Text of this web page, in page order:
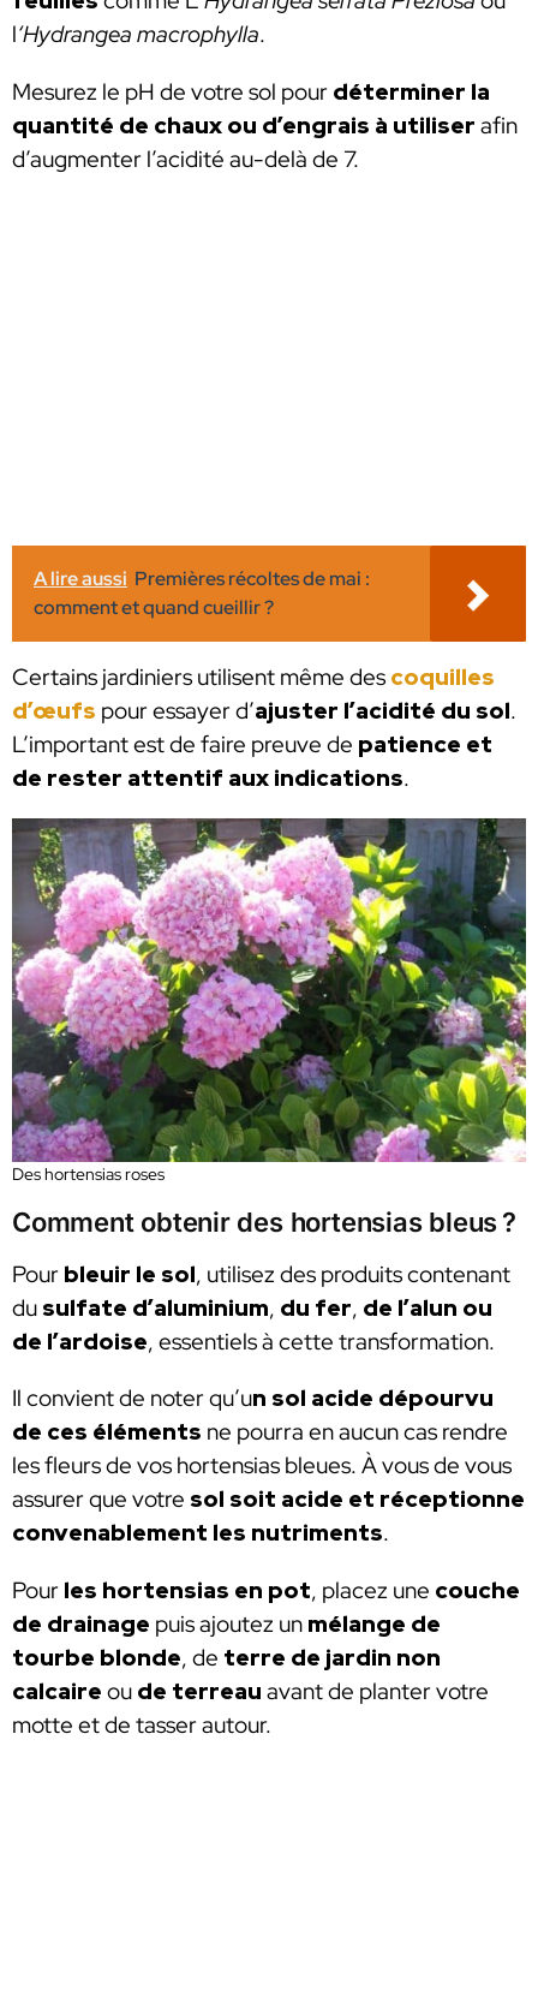
l‘Hydrangea macrophylla.
Mesurez le pH de votre sol pour déterminer la
quantité de chaux ou d’engrais à utiliser afin
d’augmenter l’acidité au-delà de 7.
A lire aussi Premières récoltes de mai :
comment et quand cueillir ?
Certains jardiniers utilisent même des coquilles
d’œufs pour essayer d’ajuster l’acidité du sol.
L’important est de faire preuve de patience et
de rester attentif aux indications.
Des hortensias roses
Comment obtenir des hortensias bleus ?
Pour bleuir le sol, utilisez des produits contenant
du sulfate d’aluminium, du fer, de l’alun ou
de l’ardoise, essentiels à cette transformation.
Il convient de noter qu’un sol acide dépourvu
de ces éléments ne pourra en aucun cas rendre
les fleurs de vos hortensias bleues. À vous de vous
assurer que votre sol soit acide et réceptionne
convenablement les nutriments.
Pour les hortensias en pot, placez une couche
de drainage puis ajoutez un mélange de
tourbe blonde, de terre de jardin non
calcaire ou de terreau avant de planter votre
motte et de tasser autour.